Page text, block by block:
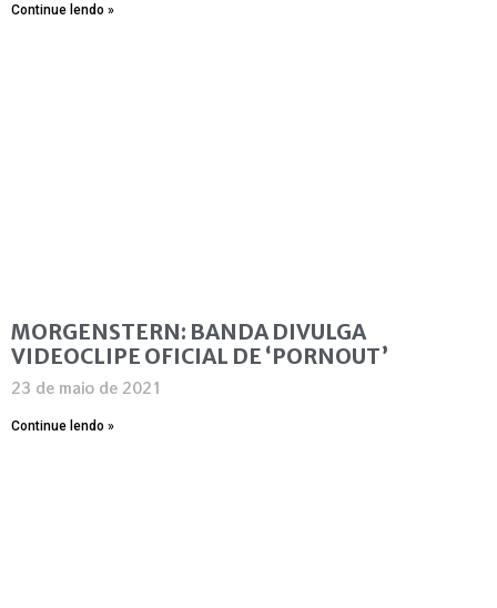
Continue lendo »
MORGENSTERN: BANDA DIVULGA
VIDEOCLIPE OFICIAL DE ‘PORNOUT’
23 de maio de 2021
Continue lendo »